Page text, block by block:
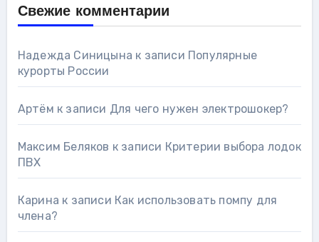
Свежие комментарии
Надежда Синицына к записи Популярные
курорты России
Артём к записи Для чего нужен электрошокер?
Максим Беляков к записи Критерии выбора лодок
ПВХ
Карина к записи Как использовать помпу для
члена?